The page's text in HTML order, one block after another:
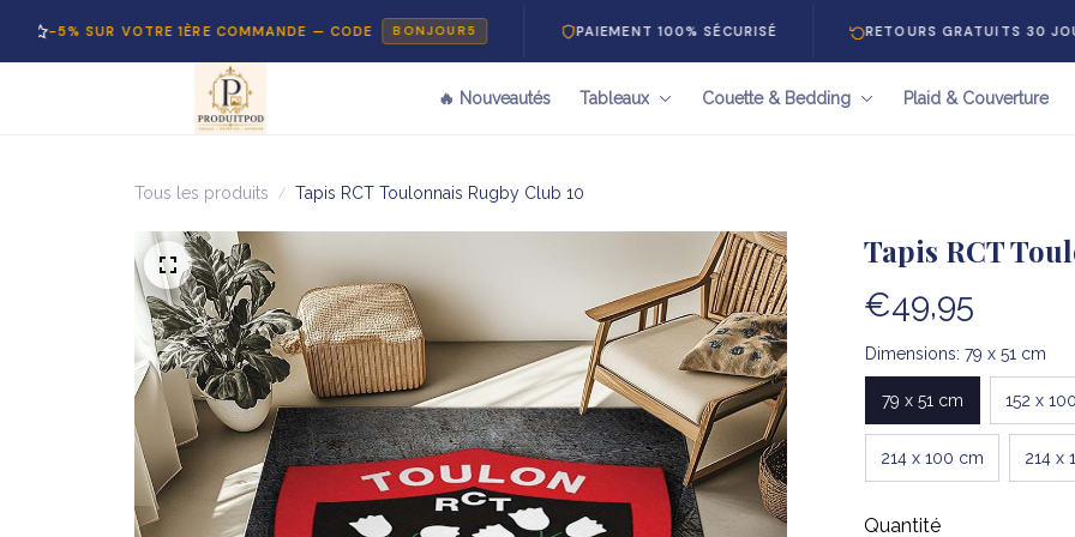
VOTRE 1ÈRE COMMANDE — CODE BONJOUR5 PAIEMENT 100% SÉCURISÉ RETOURS GRATUITS 30 JOURS
🔥 Nouveautés Tableaux Couette & Bedding Plaid & Couverture
Tous les produits Tapis RCT Toulonnais Rugby Club 10
Tapis RCT
€49,95
Dimensions: 79 x 51 cm
79 x 51 cm 152 x
214 x 100 cm 214 x
Quantité